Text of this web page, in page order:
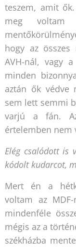
teszem, amit
meg voltam
hogy az
AVH-nál, vagy
minden
aztán ők védve
sem lett semmi
varjú a fán.
értelemben nem
Elég csalódott is
kódolt kudarcot,
Mert én a
voltam az
mindenféle
mégis az a
székházba